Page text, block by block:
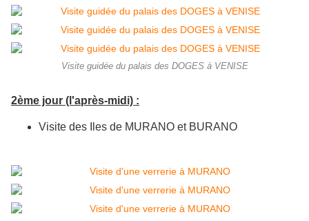
Visite guidée du palais des DOGES à VENISE
2ème jour (l'après-midi) :
Visite des Iles de MURANO et BURANO